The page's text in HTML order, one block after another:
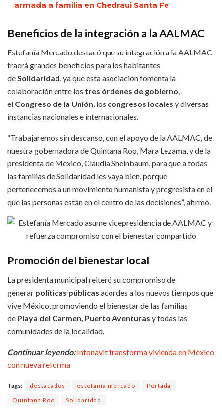
armada a familia en Chedraui Santa Fe
Beneficios de la integración a la AALMAC
Estefanía Mercado destacó que su integración a la AALMAC
traerá grandes beneficios para los habitantes
deSolidaridad, ya que esta asociación fomenta la
colaboración entre los tres órdenes de gobierno,
el Congreso de la Unión, los congresos locales y diversas
instancias nacionales e internacionales.
“Trabajaremos sin descanso, con el apoyo de la AALMAC, de
nuestra gobernadora de Quintana Roo, Mara Lezama, y de la
presidenta de México, Claudia Sheinbaum, para que a todas
las familias de Solidaridad les vaya bien, porque
pertenecemos a un movimiento humanista y progresista en el
que las personas están en el centro de las decisiones”, afirmó.
Promoción del bienestar local
La presidenta municipal reiteró su compromiso de
generar políticas públicas acordes a los nuevos tiempos que
vive México, promoviendo el bienestar de las familias
de Playa del Carmen, Puerto Aventuras y todas las
comunidades de la localidad.
Continuar leyendo: Infonavit transforma vivienda en México
con nueva reforma
Tags: destacados estefanía mercado
Portada
Quintana Roo
Solidaridad